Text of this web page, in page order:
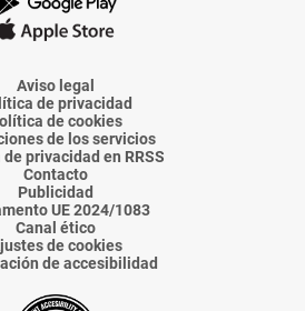
La
Voz
Almería
La
Voz
Almería
La
Voz
Almería
La
Voz
Almería
La
Voz
Aviso legal
de privacidad
de cookies
de los servicios
privacidad en RRSS
Contacto
Publicidad
UE 2024/1083
Canal ético
de cookies
de accesibilidad